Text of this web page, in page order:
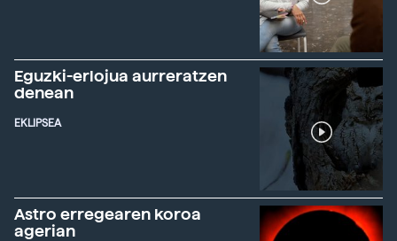
Eguzki-erlojua aurreratzen
denean
EKLIPSEA
Astro erregearen koroa
agerian